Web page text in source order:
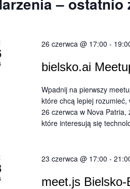
26 czerwca @ 17:00 -
bielsko.ai
Wpadnij na pierwszy
które chcą lepiej rozumieć,
26 czerwca w Nova Patria,
które interesują się
23 czerwca @ 17:00 -
meet.js Bielsko-